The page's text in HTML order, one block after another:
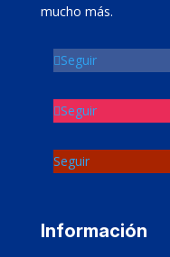
mucho más.
Seguir
Seguir
Seguir
Información